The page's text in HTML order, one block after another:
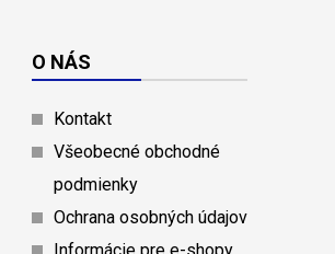
O NÁS
Kontakt
Všeobecné obchodné
podmienky
Ochrana osobných údajov